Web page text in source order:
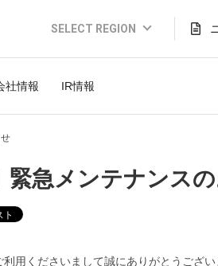
SELECT REGION
Global Website (English)
JAPAN (日本語)
INDONESIA (Bahasa)
社情報 IR情報
緊急メンテナンス
用くださいまして誠にありがとうござい